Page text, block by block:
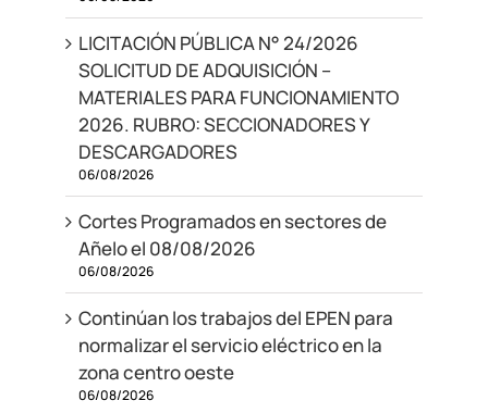
LICITACIÓN PÚBLICA N° 24/2026
SOLICITUD DE ADQUISICIÓN –
MATERIALES PARA FUNCIONAMIENTO
2026. RUBRO: SECCIONADORES Y
DESCARGADORES
06/08/2026
Cortes Programados en sectores de
Añelo el 08/08/2026
06/08/2026
Continúan los trabajos del EPEN para
normalizar el servicio eléctrico en la
zona centro oeste
06/08/2026